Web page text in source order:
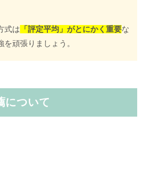
式は 「評定平均」がとにかく重要な
頑張りましょう。
について